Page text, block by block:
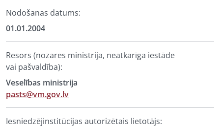
Nodošanas datums:
01.01.2004
Resors (nozares ministrija, neatkarīga iestāde
vai pašvaldība):
Veselības ministrija
pasts@vm.gov.lv
Iesniedzējinstitūcijas autorizētais lietotājs: